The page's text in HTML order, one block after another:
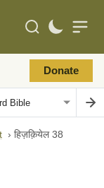
Donate
› हिज़क़ियेल 38